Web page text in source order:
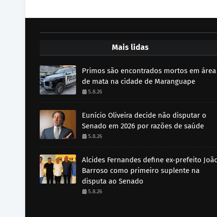
Mais lidas
Primos são encontrados mortos em área
de mata na cidade de Maranguape
5.8.26
Eunício Oliveira decide não disputar o
Senado em 2026 por razões de saúde
5.8.26
Alcides Fernandes define ex-prefeito
Barroso como primeiro suplente na
disputa ao Senado
5.8.26